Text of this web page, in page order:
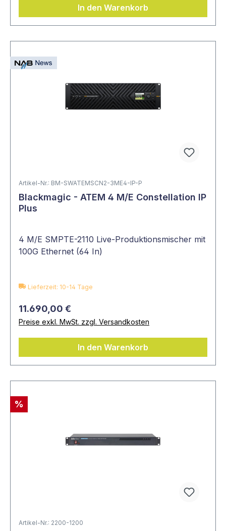
In den Warenkorb
Artikel-Nr.: BM-SWATEMSCN2-3ME4-IP-P
Blackmagic - ATEM 4 M/E Constellation IP
Plus
4 M/E SMPTE-2110 Live-Produktionsmischer mit
100G Ethernet (64 In)
Lieferzeit: 10-14 Tage
11.690,00 €
Preise exkl. MwSt. zzgl. Versandkosten
In den Warenkorb
%
Artikel-Nr.: 2200-1200